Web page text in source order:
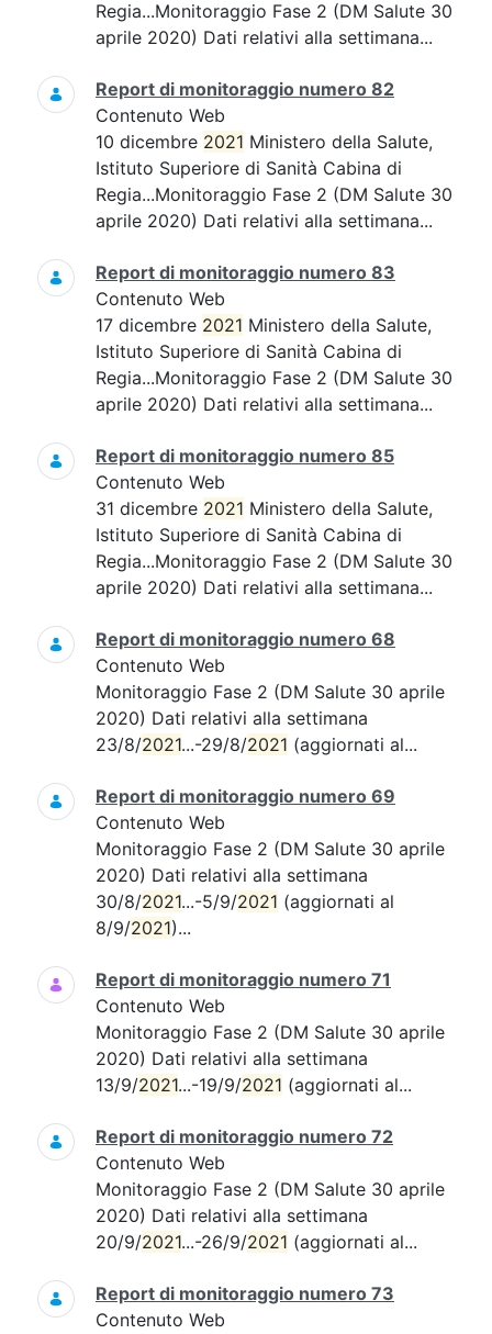
Regia...Monitoraggio Fase 2 (DM Salute 30
aprile 2020) Dati relativi alla settimana...
Report di monitoraggio numero 82
Contenuto Web
10 dicembre 2021 Ministero della Salute,
Istituto Superiore di Sanità Cabina di
Regia...Monitoraggio Fase 2 (DM Salute 30
aprile 2020) Dati relativi alla settimana...
Report di monitoraggio numero 83
Contenuto Web
17 dicembre 2021 Ministero della Salute,
Istituto Superiore di Sanità Cabina di
Regia...Monitoraggio Fase 2 (DM Salute 30
aprile 2020) Dati relativi alla settimana...
Report di monitoraggio numero 85
Contenuto Web
31 dicembre 2021 Ministero della Salute,
Istituto Superiore di Sanità Cabina di
Regia...Monitoraggio Fase 2 (DM Salute 30
aprile 2020) Dati relativi alla settimana...
Report di monitoraggio numero 68
Contenuto Web
Monitoraggio Fase 2 (DM Salute 30 aprile
2020) Dati relativi alla settimana
23/8/2021...-29/8/2021 (aggiornati al...
Report di monitoraggio numero 69
Contenuto Web
Monitoraggio Fase 2 (DM Salute 30 aprile
2020) Dati relativi alla settimana
30/8/2021...-5/9/2021 (aggiornati al
8/9/2021)...
Report di monitoraggio numero 71
Contenuto Web
Monitoraggio Fase 2 (DM Salute 30 aprile
2020) Dati relativi alla settimana
13/9/2021...-19/9/2021 (aggiornati al...
Report di monitoraggio numero 72
Contenuto Web
Monitoraggio Fase 2 (DM Salute 30 aprile
2020) Dati relativi alla settimana
20/9/2021...-26/9/2021 (aggiornati al...
Report di monitoraggio numero 73
Contenuto Web